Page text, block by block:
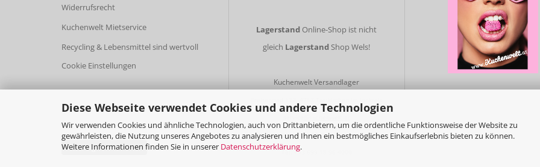
Diese Webseite verwendet Cookies und andere Technologien
Wir verwenden Cookies und ähnliche Technologien, auch von Drittanbietern, um die ordentliche Funktionsweise der Website zu
gewährleisten, die Nutzung unseres Angebotes zu analysieren und Ihnen ein bestmögliches Einkaufserlebnis bieten zu können.
Weitere Informationen finden Sie in unserer Datenschutzerklärung.
Widerrufsrecht
Kuchenwelt Mietservice
Recycling & Lebensmittel sind wertvoll
Cookie Einstellungen
Lagerstand Online-Shop ist nicht
gleich Lagerstand Shop Wels!
Kuchenwelt Versandlager
MO - FR: 9 - 13
Tel.+43 699 18 96 4000
Vertrag widerrufen